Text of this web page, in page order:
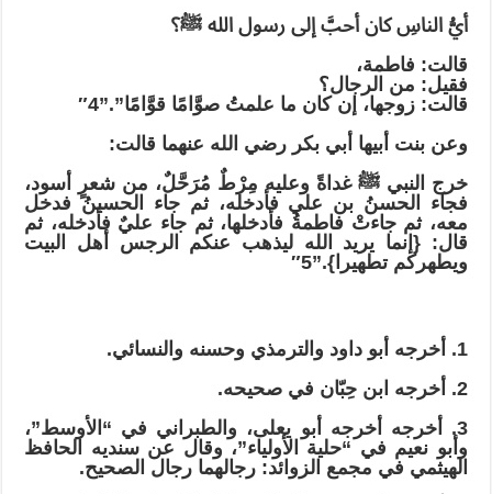
أيُّ الناسِ كان أحبَّ إلى رسول الله ﷺ؟
قالت: فاطمة،
فقيل: من الرجال؟
قالت: زوجها، إن كان ما علمتُ صوَّامًا قوَّامًا”.”4″
وعن بنت أبيها أبي بكر رضي الله عنهما قالت:
خرج النبي ﷺ غداةً وعليه مِرْطٌ مُرَحَّلٌ، من شعرٍ أسود،
فجاء الحسنُ بن علي فأدخله، ثم جاء الحسينُ فدخل
معه، ثم جاءتْ فاطمةُ فأدخلها، ثم جاء عليٌ فأدخله، ثم
قال: {إنما يريد الله ليذهب عنكم الرجس أهل البيت
ويطهركم تطهيرا}.”5″
1. أخرجه أبو داود والترمذي وحسنه والنسائي.
2. أخرجه ابن حِبّان في صحيحه.
3. أخرجه أخرجه أبو يعلى، والطبراني في “الأوسط”،
وأبو نعيم في “حلية الأولياء”، وقال عن سنديه الحافظ
الهيثمي في مجمع الزوائد: رجالهما رجال الصحيح.